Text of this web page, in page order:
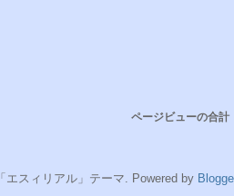
ページビューの合計
「エスィリアル」テーマ. Powered by